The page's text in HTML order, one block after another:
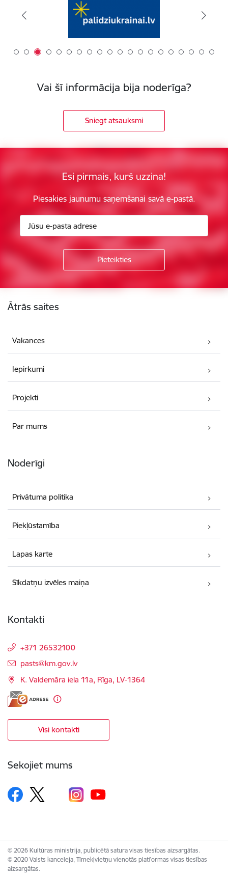
Vai šī informācija bija noderīga?
Sniegt atsauksmi
Esi pirmais, kurš uzzina!
Piesakies jaunumu saņemšanai savā e-pastā.
Ātrās saites
Vakances
Iepirkumi
Projekti
Par mums
Noderīgi
Privātuma politika
Piekļūstamība
Lapas karte
Sīkdatņu izvēles maiņa
Kontakti
+371 26532100
E-pasts:
pasts@km.gov.lv
K. Valdemāra iela 11a, Rīga, LV-1364
Visi kontakti
Sekojiet mums
© 2026 Kultūras ministrija, publicētā satura visas tiesības aizsargātas.
© 2020 Valsts kanceleja, Tīmekļvietņu vienotās platformas visas tiesības
aizsargātas.